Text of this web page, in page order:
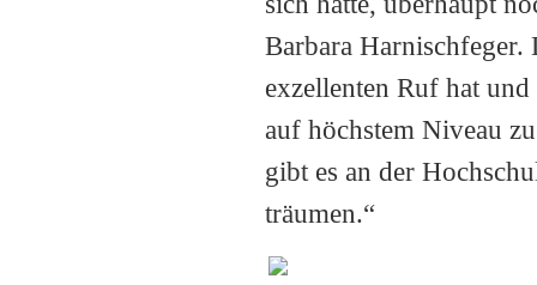
Barbara
exzellenten Ruf hat
auf höchstem Niveau
gibt es an der
träumen.“